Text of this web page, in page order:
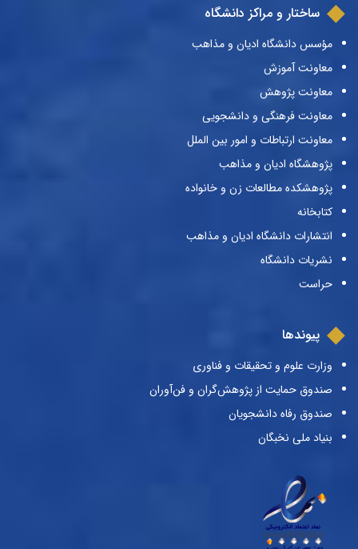
ساختار و مراکز دانشگاه
مؤسس دانشگاه ادیان و مذاهب
معاونت آموزش
معاونت پژوهش
معاونت فرهنگی و دانشجویی
معاونت ارتباطات و امور بین الملل
پژوهشگاه ادیان و مذاهب
پژوهشکده مطالعات زن و خانواده
کتابخانه
انتشارات دانشگاه ادیان و مذاهب
نشریات دانشگاه
حراست
پیوندها
وزارت علوم و تحقیقات و فناوری
صندوق حمایت از پژوهش‌گران و فن‌آوران
صندوق رفاه دانشجویان
بنیاد ملی نخبگان